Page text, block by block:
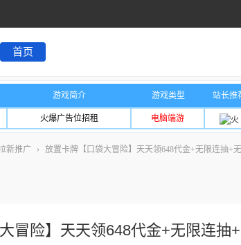
首页
游戏简介 游戏类型 站长推
火爆广告位招租 电脑端游
新推广 › 放置卡牌【口袋大冒险】天天领648代金+无限连抽+
冒险】天天领648代金+无限连抽